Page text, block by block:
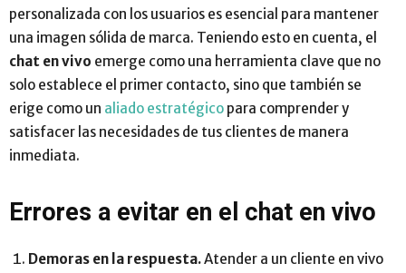
personalizada con los usuarios es esencial para mantener
una imagen sólida de marca. Teniendo esto en cuenta, el
chat en vivo emerge como una herramienta clave que no
solo establece el primer contacto, sino que también se
erige como un aliado estratégico para comprender y
satisfacer las necesidades de tus clientes de manera
inmediata.
Errores a evitar en el chat en vivo
Demoras en la respuesta.Atender a un cliente en vivo